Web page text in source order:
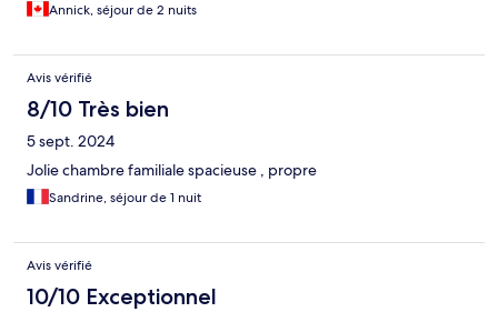
Annick, séjour de 2 nuits
Avis vérifié
8/10 Très bien
5 sept. 2024
Jolie chambre familiale spacieuse , propre
Sandrine, séjour de 1 nuit
Avis vérifié
10/10 Exceptionnel